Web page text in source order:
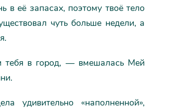
в её запасах, поэтому твоё тело
чуть больше недели, а
тебя в город, — вмешалась Мей
удивительно «наполненной»,